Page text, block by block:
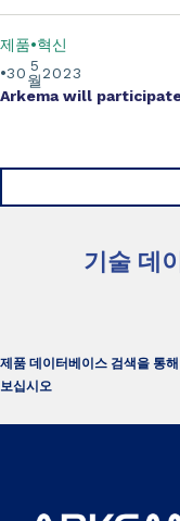
5
월
30 2023
제품 혁신
Arkema will participate
기술 데
제품 데이터베이스 검색을 통
보십시오